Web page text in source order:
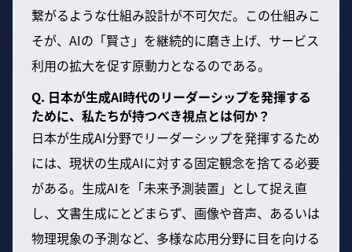
繋がるような仕組み設計が不可欠だ。この仕組みこ
そが、AIの「賢さ」を継続的に磨き上げ、サービス
利用の拡大を促す原動力となるのである。
Q. 日本が生成AI時代のリーダーシップを発揮する
ために、私たちが持つべき視点とは何か？
日本が生成AI分野でリーダーシップを発揮するため
には、現状の生成AIに対する固定観念を捨てる必要
がある。生成AIを「未来予測装置」として捉え直
し、文書生成にとどまらず、画像や音声、あるいは
物理現象の予測など、多様な応用分野に目を向ける